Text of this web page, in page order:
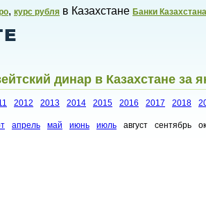
, курс рубля в Казахстане Банки Казахстана
динар в Казахстане за
2012 2013 2014 2015 2016 2017 2018
апрель май июнь июль август сентябрь